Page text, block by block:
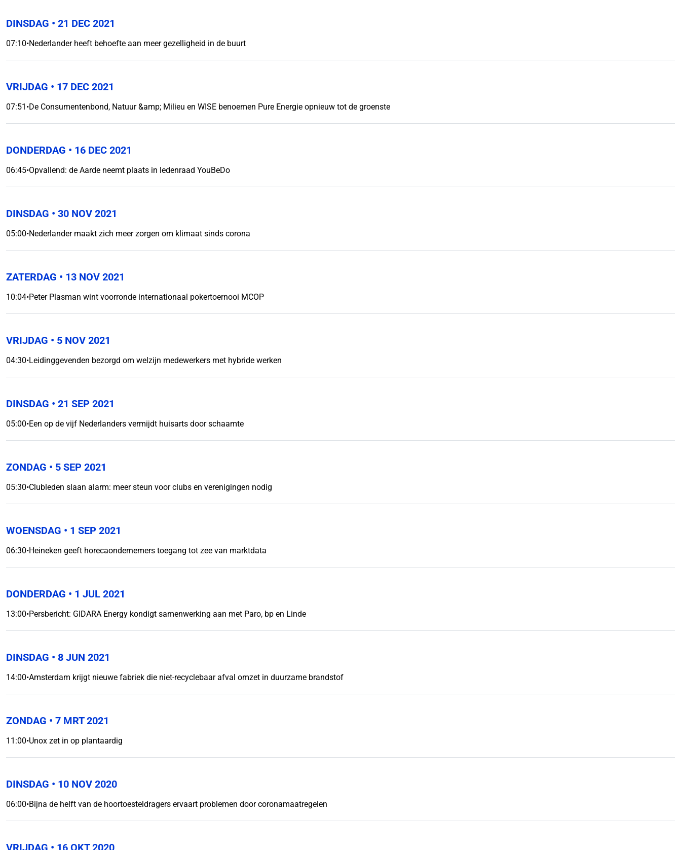
DINSDAG • 21 DEC 2021
07:10•Nederlander heeft behoefte aan meer gezelligheid in de buurt
VRIJDAG • 17 DEC 2021
07:51 •De Consumentenbond, Natuur &amp; Milieu en WISE benoemen Pure Energie opnieuw tot de groenste
DONDERDAG • 16 DEC 2021
06:45•Opvallend: de Aarde neemt plaats in ledenraad YouBeDo
DINSDAG • 30 NOV 2021
05:00•Nederlander maakt zich meer zorgen om klimaat sinds corona
ZATERDAG • 13 NOV 2021
10:04•Peter Plasman wint voorronde internationaal pokertoernooi MCOP
VRIJDAG • 5 NOV 2021
04:30•Leidinggevenden bezorgd om welzijn medewerkers met hybride werken
DINSDAG • 21 SEP 2021
05:00•Een op de vijf Nederlanders vermijdt huisarts door schaamte
ZONDAG • 5 SEP 2021
05:30•Clubleden slaan alarm: meer steun voor clubs en verenigingen nodig
WOENSDAG • 1 SEP 2021
06:30•Heineken geeft horecaondernemers toegang tot zee van marktdata
DONDERDAG • 1 JUL 2021
13:00•Persbericht: GIDARA Energy kondigt samenwerking aan met Paro, bp en Linde
DINSDAG • 8 JUN 2021
14:00•Amsterdam krijgt nieuwe fabriek die niet-recyclebaar afval omzet in duurzame brandstof
ZONDAG • 7 MRT 2021
11:00•Unox zet in op plantaardig
DINSDAG • 10 NOV 2020
06:00•Bijna de helft van de hoortoesteldragers ervaart problemen door coronamaatregelen
VRIJDAG • 16 OKT 2020